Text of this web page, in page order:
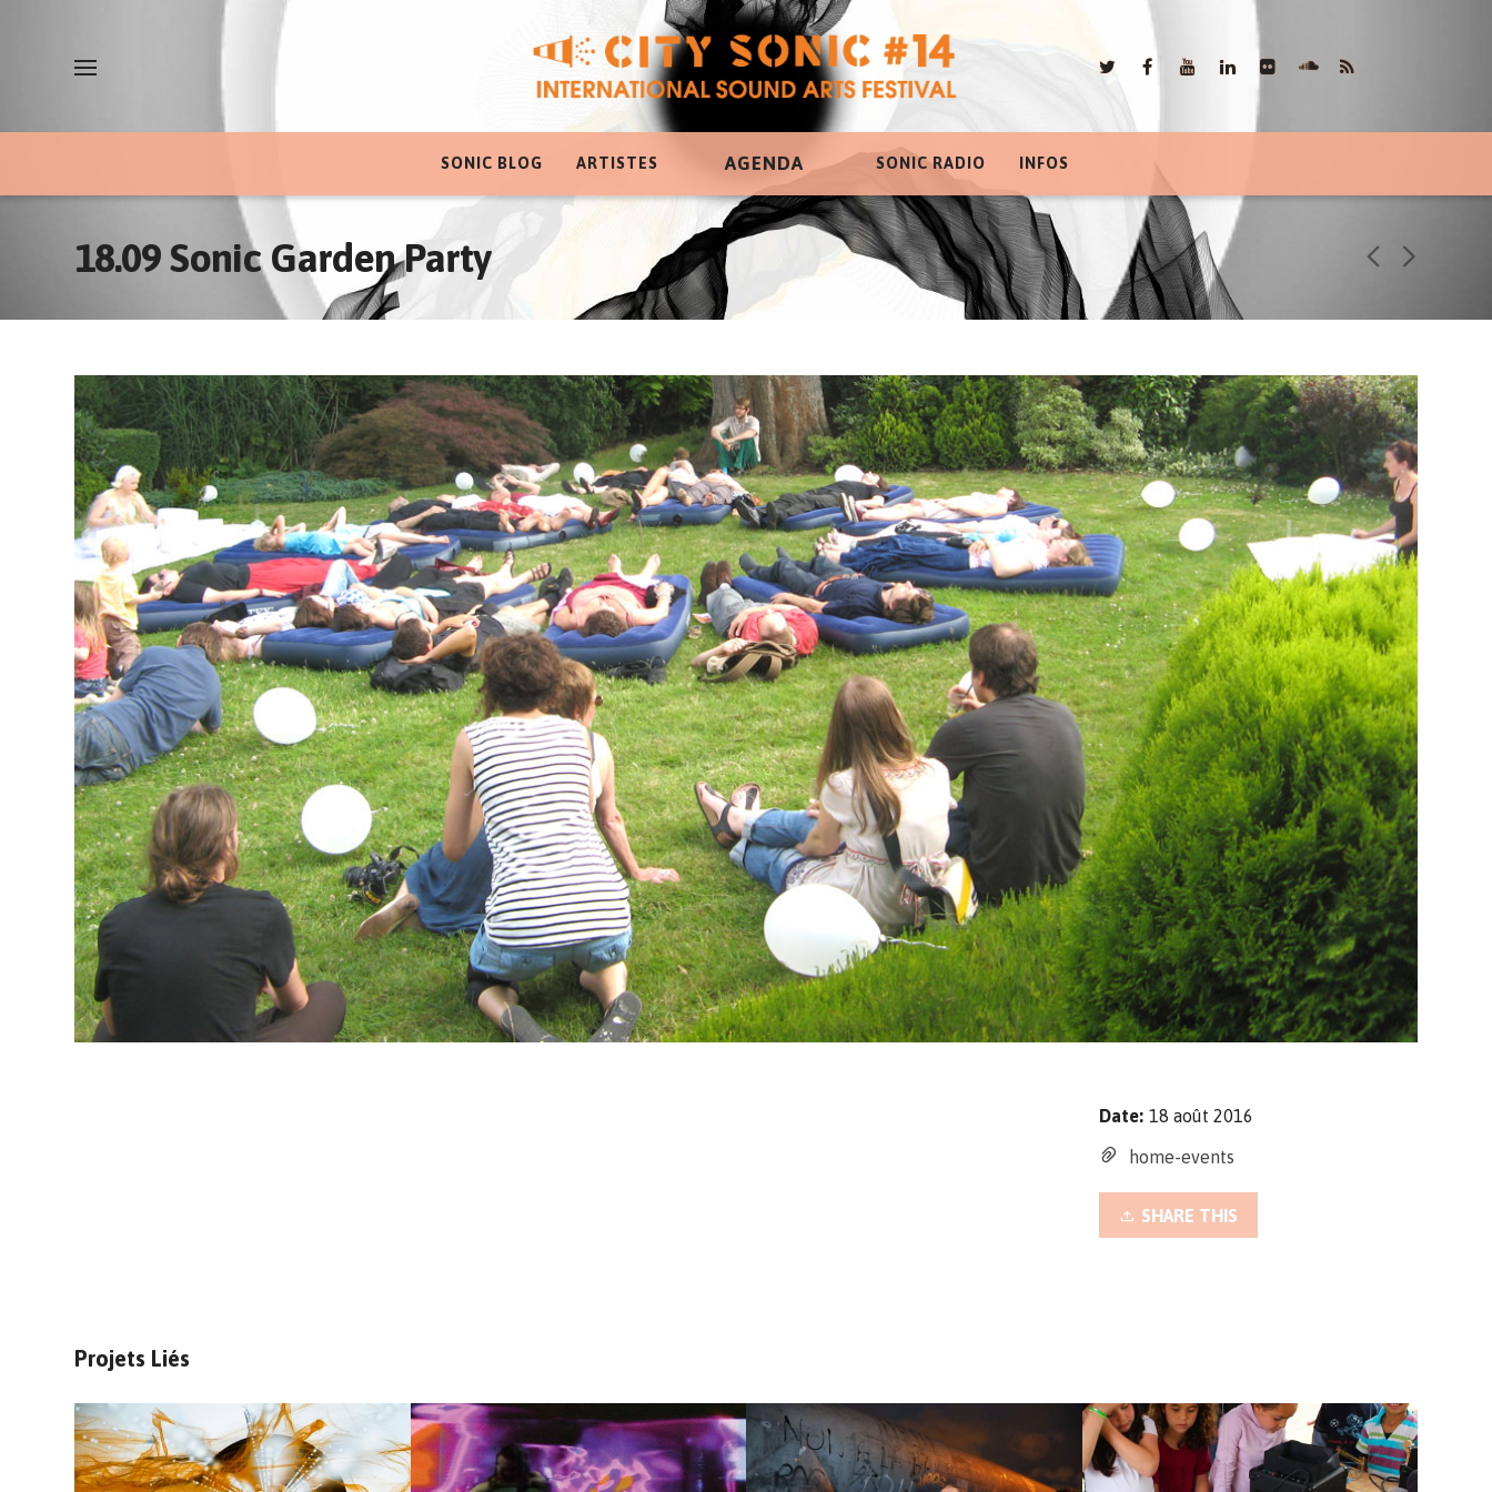
SONIC BLOG ARTISTES AGENDA SONIC RADIO INFOS
18.09 Sonic Garden Party
Date: 18 août 2016
home-events
SHARE THIS
Projets Liés